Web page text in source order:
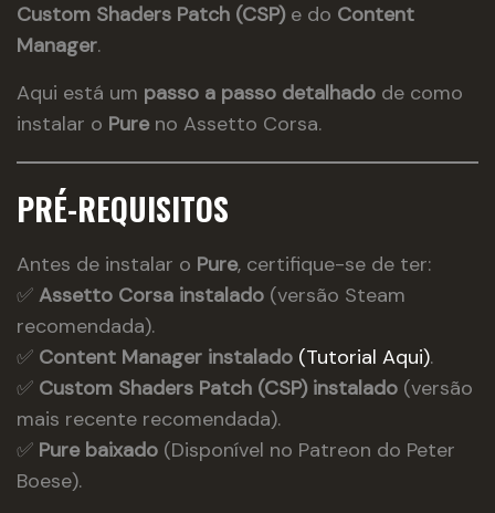
Custom Shaders Patch (CSP)e do Content
Manager.
Aqui está um passo a passo detalhado de como
instalar o Pureno Assetto Corsa.
PRÉ-REQUISITOS
Antes de instalar o Pure, certifique-se de ter:
✅ Assetto Corsa instalado (versão Steam
recomendada).
✅ Content Manager instalado (Tutorial Aqui).
✅ Custom Shaders Patch (CSP) instalado (versão
mais recente recomendada).
✅ Pure baixado (Disponível no Patreon do Peter
Boese).